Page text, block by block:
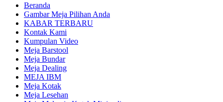
Beranda
Gambar Meja Pilihan Anda
KABAR TERBARU
Kontak Kami
Kumpulan Video
Meja Barstool
Meja Bundar
Meja Dealing
MEJA IBM
Meja Kotak
Meja Lesehan